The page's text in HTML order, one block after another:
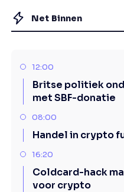
Net Binnen
12:00
Britse politiek
met SBF-donatie
08:00
Handel in crypto
16:20
Coldcard-hack
voor crypto